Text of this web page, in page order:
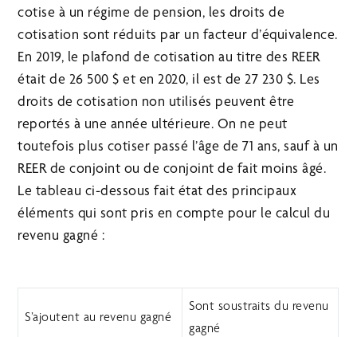
cotise à un régime de pension, les droits de
cotisation sont réduits par un facteur d’équivalence.
En 2019, le plafond de cotisation au titre des REER
était de 26 500 $ et en 2020, il est de 27 230 $. Les
droits de cotisation non utilisés peuvent être
reportés à une année ultérieure. On ne peut
toutefois plus cotiser passé l’âge de 71 ans, sauf à un
REER de conjoint ou de conjoint de fait moins âgé.
Le tableau ci-dessous fait état des principaux
éléments qui sont pris en compte pour le calcul du
revenu gagné :
S’ajoutent au revenu gagné
Sont soustraits du revenu
gagné